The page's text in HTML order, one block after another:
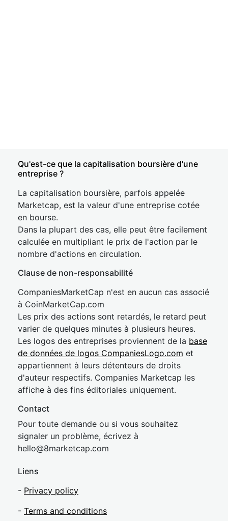
Qu'est-ce que la capitalisation boursière d'une
entreprise ?
La capitalisation boursière, parfois appelée
Marketcap, est la valeur d'une entreprise cotée
en bourse.
Dans la plupart des cas, elle peut être facilement
calculée en multipliant le prix de l'action par le
nombre d'actions en circulation.
Clause de non-responsabilité
CompaniesMarketCap n'est en aucun cas associé
à CoinMarketCap.com
Les prix des actions sont retardés, le retard peut
varier de quelques minutes à plusieurs heures.
Les logos des entreprises proviennent de la base
de données de logos CompaniesLogo.com et
appartiennent à leurs détenteurs de droits
d'auteur respectifs. Companies Marketcap les
affiche à des fins éditoriales uniquement.
Contact
Pour toute demande ou si vous souhaitez
signaler un problème, écrivez à
hello@8marketcap.com
Liens
- Privacy policy
- Terms and conditions